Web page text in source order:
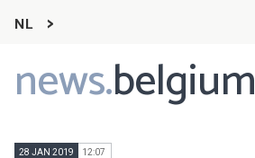
NL
news.belgium
Main
navigation
28 JAN 2019 12:07